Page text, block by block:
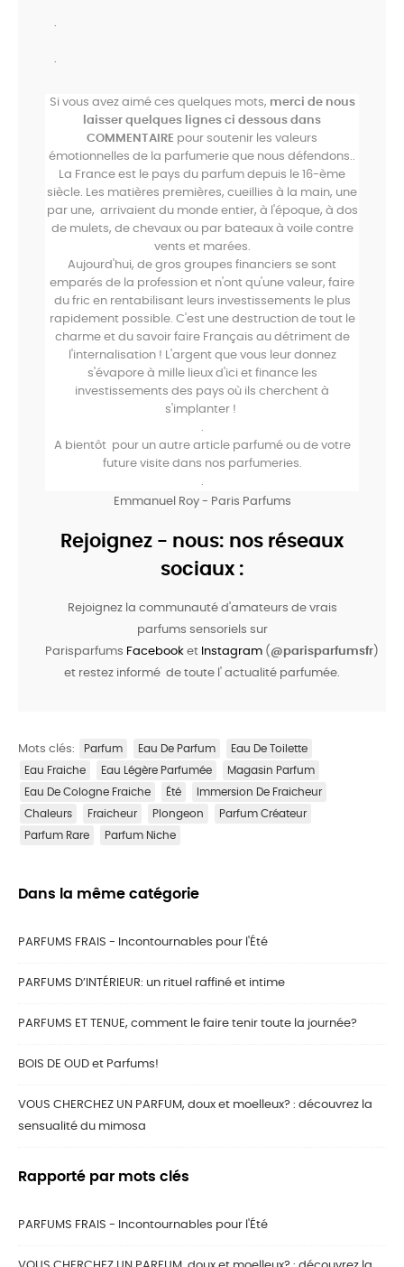
Si vous avez aimé ces quelques mots, merci de nous
laisser quelques lignes ci dessous dans
COMMENTAIRE pour soutenir les valeurs
émotionnelles de la parfumerie que nous défendons..
La France est le pays du parfum depuis le 16-ème
siècle. Les matières premières, cueillies à la main, une
par une, arrivaient du monde entier, à l'époque, à dos
de mulets, de chevaux ou par bateaux à voile contre
vents et marées.
Aujourd'hui, de gros groupes financiers se sont
emparés de la profession et n'ont qu'une valeur, faire
du fric en rentabilisant leurs investissements le plus
rapidement possible. C'est une destruction de tout le
charme et du savoir faire Français au détriment de
l'internalisation ! L'argent que vous leur donnez
s'évapore à mille lieux d'ici et finance les
investissements des pays où ils cherchent à
s'implanter !
A bientôt pour un autre article parfumé ou de votre
future visite dans nos parfumeries.
Emmanuel Roy - Paris Parfums
Rejoignez - nous: nos réseaux
sociaux :
Rejoignez la communauté d'amateurs de vrais
parfums sensoriels sur
Parisparfums Facebook et Instagram ( @parisparfumsfr)
et restez informé de toute l' actualité parfumée.
Mots clés: Parfum Eau De Parfum
Eau De Toilette
Eau Fraiche
Eau Légère Parfumée
Magasin Parfum
Eau De Cologne Fraiche
Été
Immersion De Fraicheur
Chaleurs
Fraicheur Plongeon
Parfum Créateur
Parfum Rare
Parfum Niche
Dans la même catégorie
PARFUMS FRAIS - Incontournables pour l'Été
PARFUMS D’INTÉRIEUR: un rituel raffiné et intime
PARFUMS ET TENUE, comment le faire tenir toute la journée?
BOIS DE OUD et Parfums!
VOUS CHERCHEZ UN PARFUM, doux et moelleux? : découvrez la
sensualité du mimosa
Rapporté par mots clés
PARFUMS FRAIS - Incontournables pour l'Été